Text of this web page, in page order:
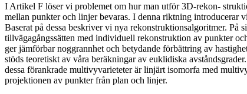
I Artikel F löser vi problemet om hur man utför 3D-rekon-
mellan punkter och linjer bevaras. I denna riktning introducerar
Baserat på dessa beskriver vi nya rekonstruktionsalgoritmer. På
tillvägagångssätten med individuell rekonstruktion av punkter
ger jämförbar noggrannhet och betydande förbättring av
stöds teoretiskt av våra beräkningar av euklidiska
dessa förankrade multivyvarieteter är linjärt isomorfa med
projektionen av punkter från plan och linjer.